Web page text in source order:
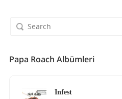
Papa Roach Albümleri
Infest